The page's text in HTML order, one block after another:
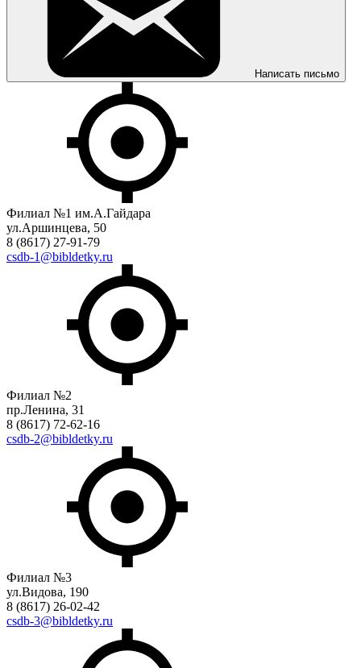
Написать письмо
Филиал №1 им.А.Гайдара
ул.Аршинцева, 50
8 (8617) 27-91-79
csdb-1@bibldetky.ru
Филиал №2
пр.Ленина, 31
8 (8617) 72-62-16
csdb-2@bibldetky.ru
Филиал №3
ул.Видова, 190
8 (8617) 26-02-42
csdb-3@bibldetky.ru